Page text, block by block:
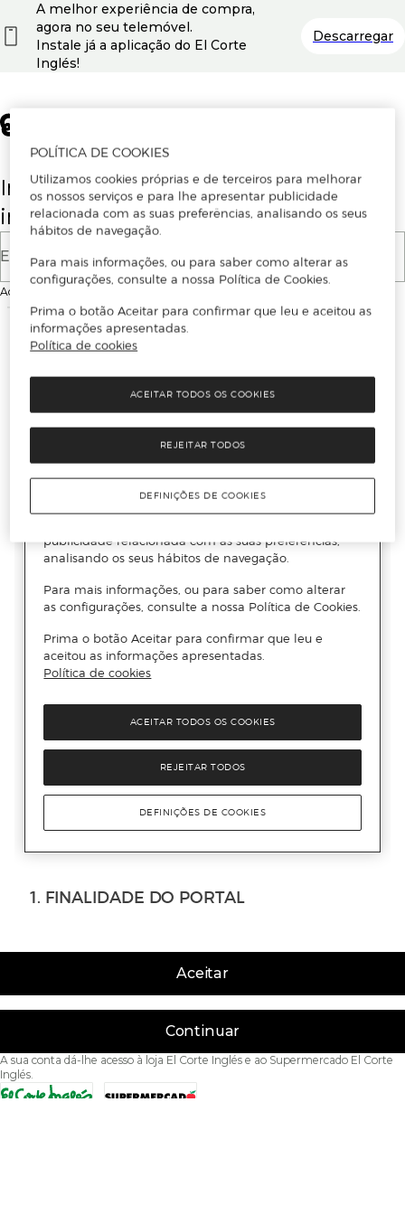
Insira o seu email para se registar ou
iniciar sessão.
E-mail
Ao continuar, aceitas as
Aceitar
Continuar
A sua conta dá-lhe acesso à loja El Corte Inglés e ao Supermercado El Corte
Inglés.
A melhor experiência de compra,
agora no seu telemóvel.
Instale já a aplicação do El Corte
Inglés!
Descarregar
POLÍTICA DE COOKIES
Utilizamos cookies próprias e de terceiros para melhorar
os nossos serviços e para lhe apresentar publicidade
relacionada com as suas preferências, analisando os seus
hábitos de navegação.
Para mais informações, ou para saber como alterar as
configurações, consulte a nossa Política de Cookies.
Prima o botão Aceitar para confirmar que leu e aceitou as
informações apresentadas.
Política de cookies
REJEITAR TODOS
ACEITAR TODOS OS COOKIES
DEFINIÇÕES DE COOKIES